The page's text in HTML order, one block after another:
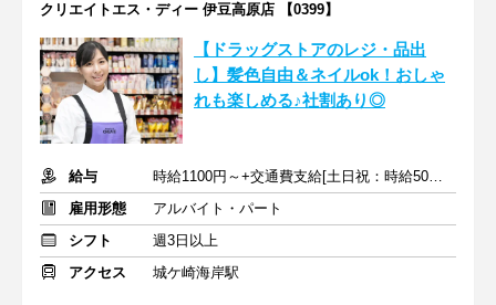
クリエイトエス・ディー 伊豆高原店 【0399】
【ドラッグストアのレジ・品出
し】髪色自由＆ネイルok！おしゃ
れも楽しめる♪社割あり◎
給与
時給1100円～+交通費支給[土日祝：時給50円UP]
雇用形態
アルバイト・パート
シフト
週3日以上
アクセス
城ケ崎海岸駅